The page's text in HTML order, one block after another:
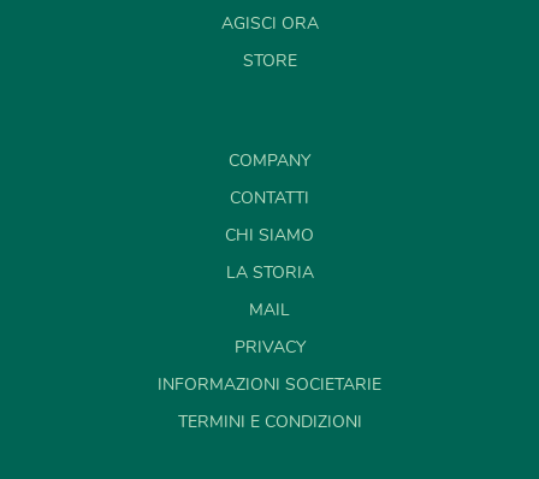
AGISCI ORA
STORE
COMPANY
CONTATTI
CHI SIAMO
LA STORIA
MAIL
PRIVACY
INFORMAZIONI SOCIETARIE
TERMINI E CONDIZIONI